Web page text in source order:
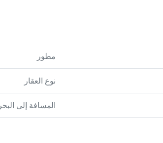
مطور
نوع العقار
المسافة إلى البحر